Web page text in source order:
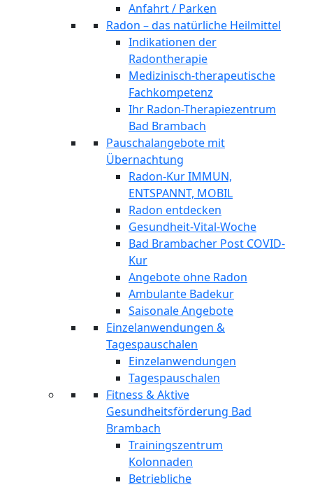
Anfahrt / Parken
Radon – das natürliche Heilmittel
Indikationen der
Radontherapie
Medizinisch-therapeutische
Fachkompetenz
Ihr Radon-Therapiezentrum
Bad Brambach
Pauschalangebote mit
Übernachtung
Radon-Kur IMMUN,
ENTSPANNT, MOBIL
Radon entdecken
Gesundheit-Vital-Woche
Bad Brambacher Post COVID-
Kur
Angebote ohne Radon
Ambulante Badekur
Saisonale Angebote
Einzelanwendungen &
Tagespauschalen
Einzelanwendungen
Tagespauschalen
Fitness & Aktive
Gesundheitsförderung Bad
Brambach
Trainingszentrum
Kolonnaden
Betriebliche